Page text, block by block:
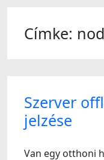
Címke:
Szerver
jelzése
Van egy otthoni